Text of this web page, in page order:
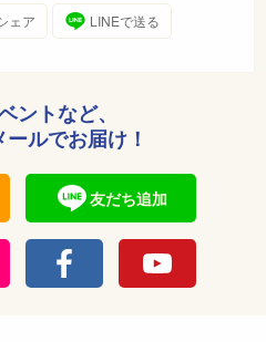
ェア LINEで送る
ントなど、
ルでお届け！
友だち追加